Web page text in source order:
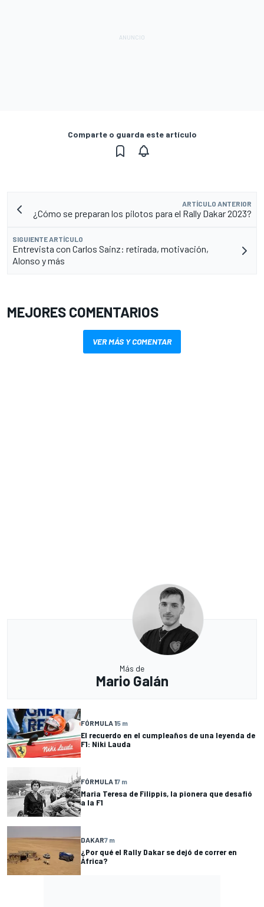
Comparte o guarda este artículo
ARTÍCULO ANTERIOR
¿Cómo se preparan los pilotos para el Rally Dakar 2023?
SIGUIENTE ARTÍCULO
Entrevista con Carlos Sainz: retirada, motivación,
Alonso y más
MEJORES COMENTARIOS
VER MÁS Y COMENTAR
Más de
Mario Galán
FÓRMULA 15 m
El recuerdo en el cumpleaños de una leyenda de
F1: Niki Lauda
FÓRMULA 17 m
Maria Teresa de Filippis, la pionera que desafió
a la F1
DAKAR7 m
¿Por qué el Rally Dakar se dejó de correr en
África?